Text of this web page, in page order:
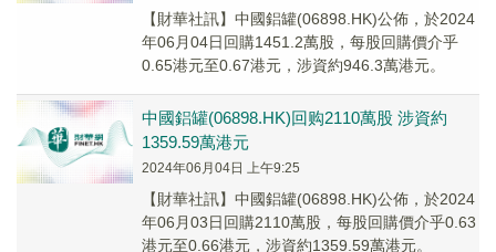
【財華社訊】中國鋁罐(06898.HK)公佈，於2024
年06月04日回購1451.2萬股，每股回購價介乎
0.65港元至0.67港元，涉資約946.3萬港元。
中國鋁罐(06898.HK)回购2110萬股 涉資約
1359.59萬港元
2024年06月04日 上午9:25
【財華社訊】中國鋁罐(06898.HK)公佈，於2024
年06月03日回購2110萬股，每股回購價介乎0.63
港元至0.66港元，涉資約1359.59萬港元。